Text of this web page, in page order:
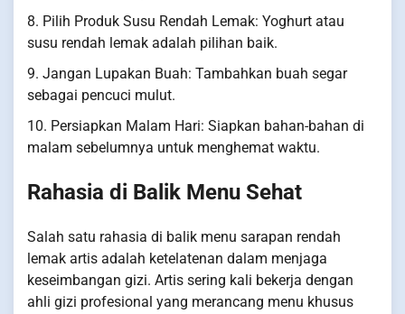
8. Pilih Produk Susu Rendah Lemak: Yoghurt atau
susu rendah lemak adalah pilihan baik.
9. Jangan Lupakan Buah: Tambahkan buah segar
sebagai pencuci mulut.
10. Persiapkan Malam Hari: Siapkan bahan-bahan di
malam sebelumnya untuk menghemat waktu.
Rahasia di Balik Menu Sehat
Salah satu rahasia di balik menu sarapan rendah
lemak artis adalah ketelatenan dalam menjaga
keseimbangan gizi. Artis sering kali bekerja dengan
ahli gizi profesional yang merancang menu khusus